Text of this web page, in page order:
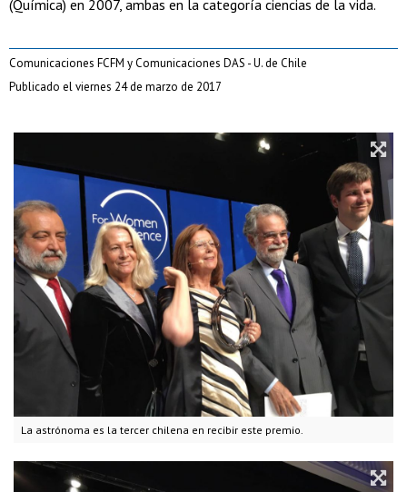
La astrónoma es la tercer chilena en recibir este premio.
(Química) en 2007, ambas en la categoría ciencias de la vida.
Comunicaciones FCFM y Comunicaciones DAS - U. de Chile
Publicado el viernes 24 de marzo de 2017